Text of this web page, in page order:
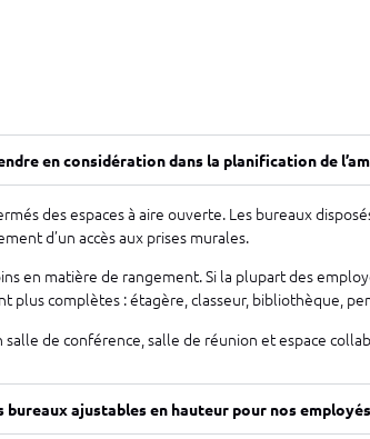
en considération dans la planification de
des espaces à aire ouverte. Les bureaux
d’un accès aux prises murales.
en matière de rangement. Si la plupart des
plus complètes : étagère, classeur, bibliothèque,
de conférence, salle de réunion et espace
ajustables en hauteur pour nos